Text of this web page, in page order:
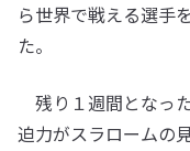
ら世界で戦える選手
た。
残り１週間となっ
迫力がスラロームの